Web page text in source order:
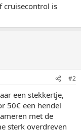
cruisecontrol is
#2
een stekkertje,
50€ een hendel
met de
sterk overdreven